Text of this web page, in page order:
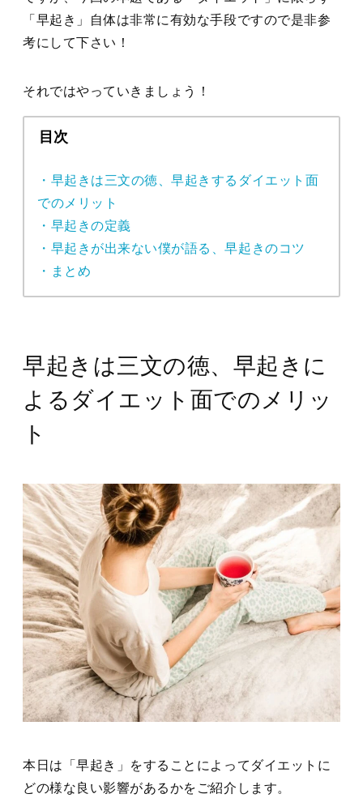
「早起き」自体は非常に有効な手段ですので是非参
考にして下さい！
それではやっていきましょう！
目次
・早起きは三文の徳、早起きするダイエット面
でのメリット
・早起きの定義
・早起きが出来ない僕が語る、早起きのコツ
・まとめ
早起きは三文の徳、早起きに
よるダイエット面でのメリッ
ト
本日は「早起き」をすることによってダイエットに
どの様な良い影響があるかをご紹介します。